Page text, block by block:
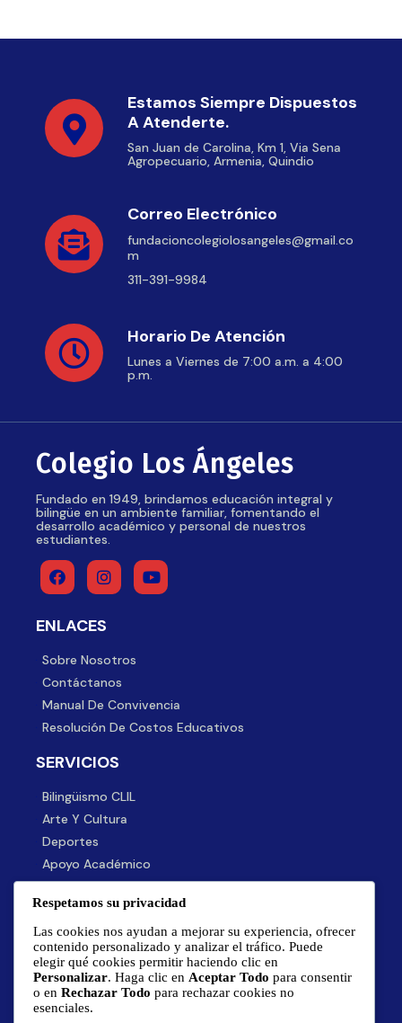
Estamos Siempre Dispuestos
A Atenderte.
San Juan de Carolina, Km 1, Via Sena
Agropecuario, Armenia, Quindio
Correo Electrónico
fundacioncolegiolosangeles@gmail.co
m
311-391-9984
Horario De Atención
Lunes a Viernes de 7:00 a.m. a 4:00
p.m.
Colegio Los Ángeles
Fundado en 1949, brindamos educación integral y
bilingüe en un ambiente familiar, fomentando el
desarrollo académico y personal de nuestros
estudiantes.
ENLACES
Sobre Nosotros
Contáctanos
Manual De Convivencia
Resolución De Costos Educativos
SERVICIOS
Bilingüismo CLIL
Arte Y Cultura
Deportes
Apoyo Académico
Proyección Social
Mantente informado sobre noticias y eventos
importantes del colegio al registrarte aquí.
Respetamos su privacidad
Las cookies nos ayudan a mejorar su experiencia, ofrecer
contenido personalizado y analizar el tráfico. Puede
elegir qué cookies permitir haciendo clic en
Personalizar. Haga clic en Aceptar Todo para consentir
o en Rechazar Todo para rechazar cookies no
esenciales.